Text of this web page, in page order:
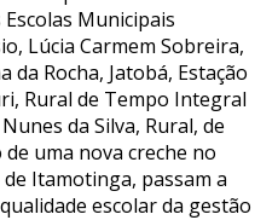
Municipais
Lúcia Carmem Sobreira,
da Rocha, Jatobá, Estação
Rural de Tempo Integral
da Silva, Rural, de
uma nova creche no
Itamotinga, passam a
escolar da gestão